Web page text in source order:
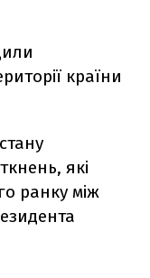
країни
які
ранку між